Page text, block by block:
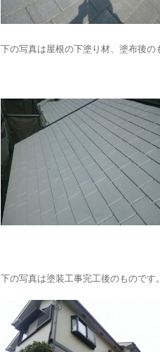
下の写真は屋根の下塗り材、塗布後
下の写真は塗装工事完工後のものです。